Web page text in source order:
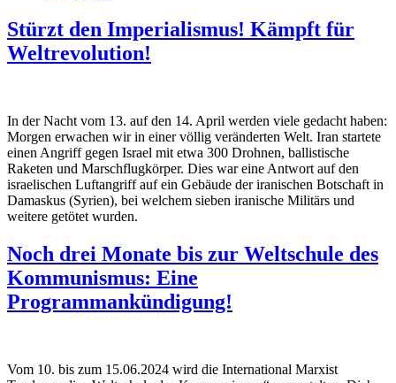
Stürzt den Imperialismus! Kämpft für
Weltrevolution!
In der Nacht vom 13. auf den 14. April werden viele gedacht haben:
Morgen erwachen wir in einer völlig veränderten Welt. Iran startete
einen Angriff gegen Israel mit etwa 300 Drohnen, ballistische
Raketen und Marschflugkörper. Dies war eine Antwort auf den
israelischen Luftangriff auf ein Gebäude der iranischen Botschaft in
Damaskus (Syrien), bei welchem sieben iranische Militärs und
weitere getötet wurden.
Noch drei Monate bis zur Weltschule des
Kommunismus: Eine
Programmankündigung!
Vom 10. bis zum 15.06.2024 wird die International Marxist